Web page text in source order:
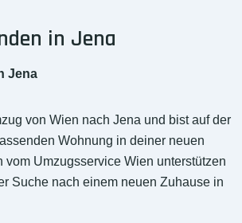
in Jena
Jena
von Wien nach Jena und bist auf der
Wohnung in deiner neuen
vom Umzugsservice Wien unterstützen
Suche nach einem neuen Zuhause in